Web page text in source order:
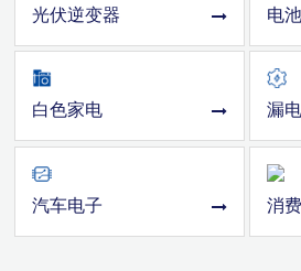
光伏逆变器 电
白色家电 漏
汽车电子 消